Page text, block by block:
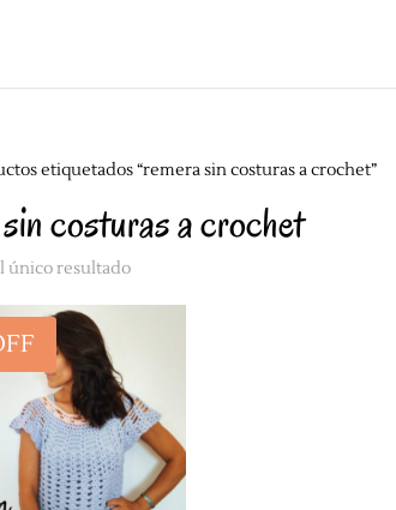
etiquetados “remera sin costuras a crochet”
costuras a crochet
único resultado